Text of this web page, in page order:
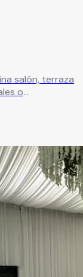
salón, terraza
o
donde
y a la